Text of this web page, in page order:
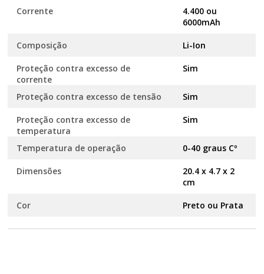
Corrente
4.400 ou
6000mAh
Composição Li-Ion
Proteção contra excesso de
corrente
Sim
Proteção contra excesso de tensão Sim
Proteção contra excesso de
temperatura
Sim
Temperatura de operação 0-40 graus Cº
Dimensões
20.4 x 4.7 x 2
cm
Cor Preto ou Prata